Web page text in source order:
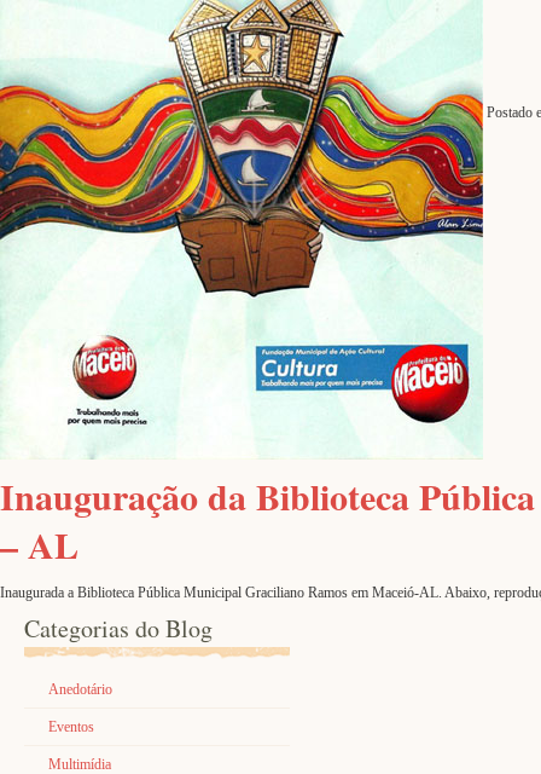
Postado
Inauguração da Biblioteca
– AL
Inaugurada a Biblioteca Pública Municipal Graciliano Ramos em Maceió-AL.
Categorias do Blog
Anedotário
Eventos
Multimídia